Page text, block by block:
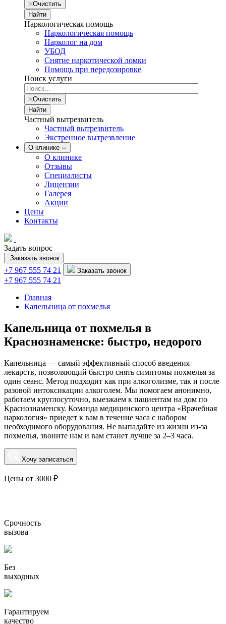
Очистить
Найти
Наркологическая помощь
Наркологическая помощь
Нарколог на дом
УБОД
Снятие наркотической ломки
Помощь при передозировке
Поиск услуги
Очистить
Найти
Частный вытрезвитель
Частный вытрезвитель
Экстренное вытрезвление
О клинике
О клинике
Отзывы
Специалисты
Лицензии
Галерея
Акции
Цены
Контакты
Задать вопрос
Заказать звонок
+7 967 555 74 21 Заказать звонок
+7 967 555 74 21
Главная
Капельница от похмелья
Капельница от похмелья в
Краснознаменске: быстро, недорого
Капельница — самый эффективный способ введения
лекарств, позволяющий быстро снять симптомы похмелья за
один сеанс. Метод подходит как при алкоголизме, так и после
разовой интоксикации алкоголем. Мы помогаем анонимно,
работаем круглосуточно, выезжаем к пациентам на дом по
Краснознаменску. Команда медицинского центра «Врачебная
наркология» приедет к вам в течение часа с набором
необходимого оборудования. Не выпадайте из жизни из-за
похмелья, звоните нам и вам станет лучше за 2–3 часа.
Хочу записаться
Цены от 3000 ₽
Срочность
вызова
Без
выходных
Гарантируем
качество